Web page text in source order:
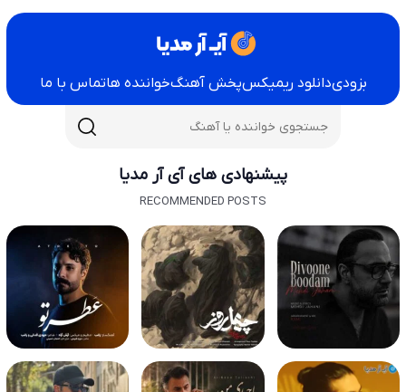
بزودیدانلود ریمیکسپخش آهنگخواننده هاتماس با ما
پیشنهادی های آی آر مدیا
RECOMMENDED POSTS